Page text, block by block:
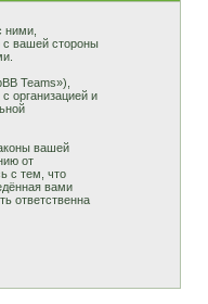
ними,
с вашей стороны
Teams»),
организацией и
вашей
от
с тем, что
вами
ответственна